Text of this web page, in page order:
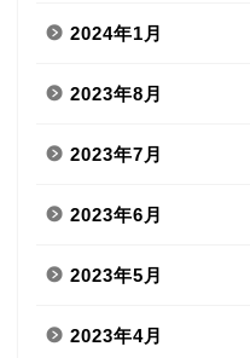
2024年1月
2023年8月
2023年7月
2023年6月
2023年5月
2023年4月